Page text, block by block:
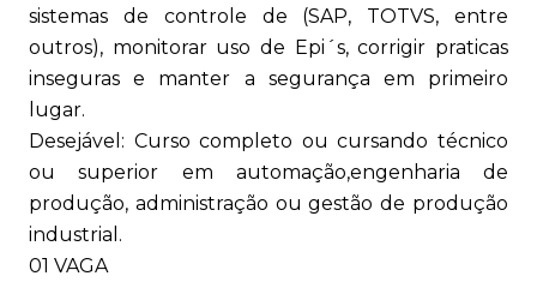
sistemas de controle de (SAP, TOTVS, entre
outros), monitorar uso de Epi´s, corrigir praticas
inseguras e manter a segurança em primeiro
lugar.
Desejável: Curso completo ou cursando técnico
ou superior em automação,engenharia de
produção, administração ou gestão de produção
industrial.
01 VAGA